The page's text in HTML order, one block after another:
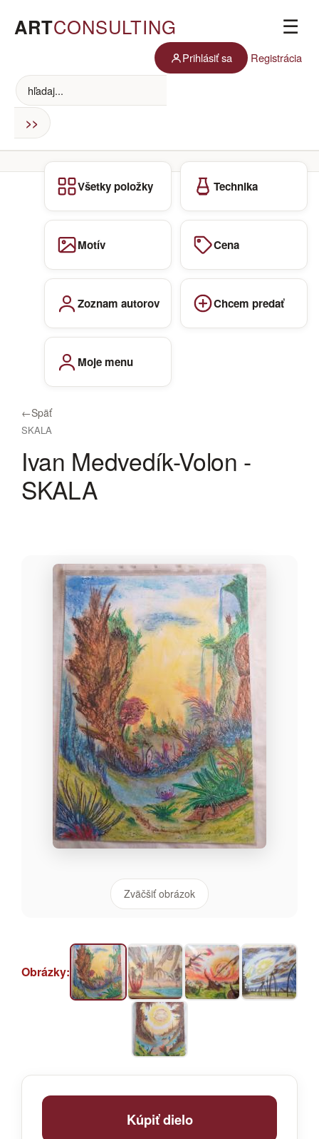
ARTCONSULTING ☰
Prihlásiť sa Registrácia
Všetky položky Technika
Motív Cena
Zoznam autorov Chcem predať
Moje menu
←Späť
SKALA
Ivan Medvedík-Volon -
SKALA
Zväčšiť obrázok
Obrázky:
Kúpiť dielo